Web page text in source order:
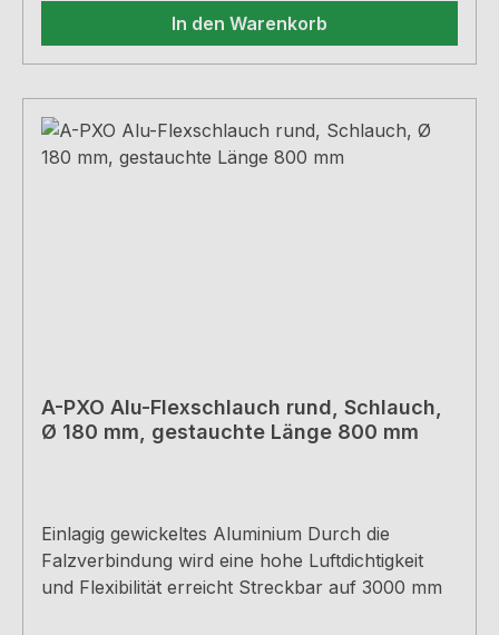
In den Warenkorb
A-PXO Alu-Flexschlauch rund, Schlauch,
Ø 180 mm, gestauchte Länge 800 mm
Einlagig gewickeltes Aluminium Durch die
Falzverbindung wird eine hohe Luftdichtigkeit
und Flexibilität erreicht Streckbar auf 3000 mm